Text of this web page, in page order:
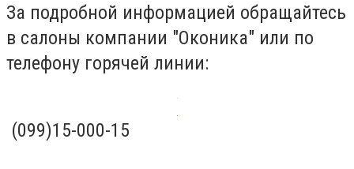
За подробной информацией обращайтесь
в салоны компании "Оконика" или по
телефону горячей линии:
(099)15-000-15